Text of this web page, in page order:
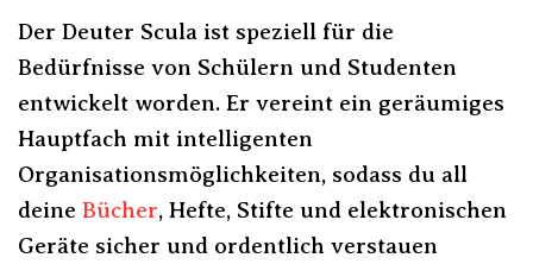
Der Deuter Scula ist speziell für die
Bedürfnisse von Schülern und Studenten
entwickelt worden. Er vereint ein geräumiges
Hauptfach mit intelligenten
Organisationsmöglichkeiten, sodass du all
deine Bücher, Hefte, Stifte und elektronischen
Geräte sicher und ordentlich verstauen